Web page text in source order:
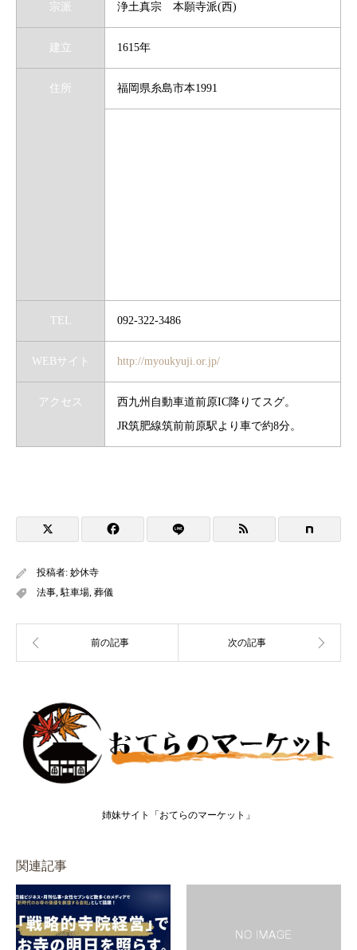
宗派 浄土真宗 本願寺派(西)
建立 1615年
住所 福岡県糸島市本1991
TEL 092-322-3486
WEBサイト http://myoukyuji.or.jp/
アクセス
西九州自動車道前原IC降りてスグ。
JR筑肥線筑前前原駅より車で約8分。
投稿者: 妙休寺
法事,駐車場, 葬儀
姉妹サイト「おてらのマーケット」
関連記事